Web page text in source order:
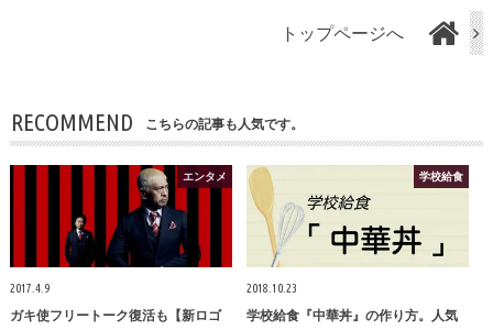
トップページへ
RECOMMEND こちらの記事も人気です。
エンタメ
2017.4.9
ガキ使フリートーク復活も【新ロゴ
学校給食
2018.10.23
学校給食『中華丼』の作り方。人気